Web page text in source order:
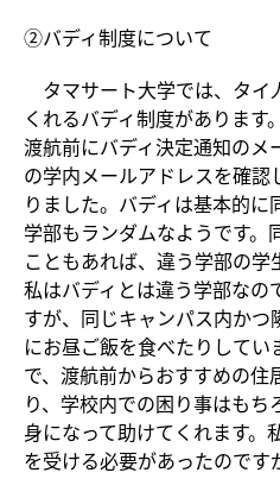
②バディ制度について
タマサート大学では、タイ
くれるバディ制度があります
渡航前にバディ決定通知のメ
の学内メールアドレスを確
りました。バディは基本的に
学部もランダムなようです。
こともあれば、違う学部の学
私はバディとは違う学部なの
すが、同じキャンパス内か
にお昼ご飯を食べたりしてい
で、渡航前からおすすめの
り、学校内での困り事はも
身になって助けてくれます。
を受ける必要があったので